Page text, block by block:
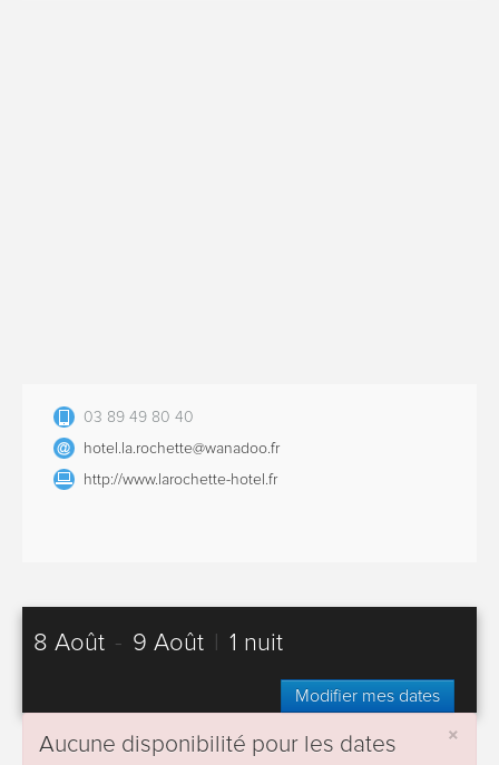
03 89 49 80 40
hotel.la.rochette@wanadoo.fr
http://www.larochette-hotel.fr
8 Août - 9 Août 1 nuit
Modifier mes dates
×
Aucune disponibilité pour les dates